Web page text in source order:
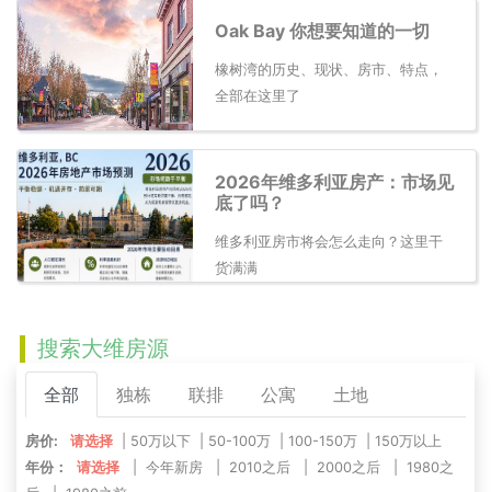
Oak Bay 你想要知道的一切
橡树湾的历史、现状、房市、特点，
全部在这里了
2026年维多利亚房产：市场见
底了吗？
维多利亚房市将会怎么走向？这里干
货满满
搜索大维房源
全部 独栋 联排 公寓 土地
房价: 请选择 50万以下 50-100万 100-150万
150万以上
年份：
请选择 今年新房 2010之后 2000之后
1980之